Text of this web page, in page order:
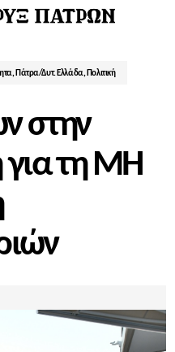
, Πάτρα/Δυτ. Ελλάδα, Πολιτική
στην
για τη ΜΗ